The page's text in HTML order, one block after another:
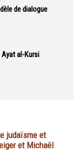
de dialogue
Ayat al-Kursi
judaïsme et
et Michaël